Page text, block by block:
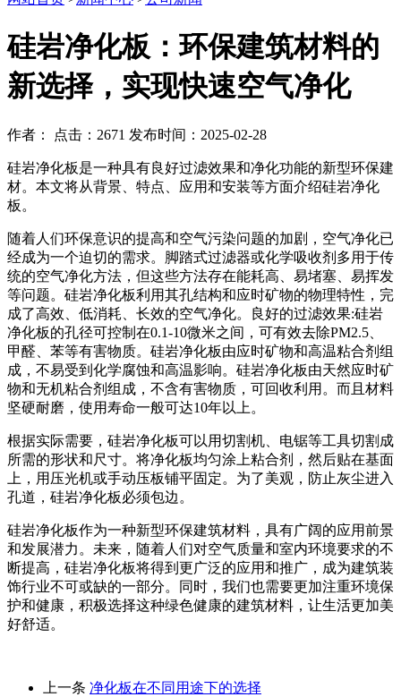
硅岩净化板：环保建筑材料的
新选择，实现快速空气净化
作者： 点击：2671 发布时间：2025-02-28
硅岩净化板是一种具有良好过滤效果和净化功能的新型环保建
材。本文将从背景、特点、应用和安装等方面介绍硅岩净化
板。
随着人们环保意识的提高和空气污染问题的加剧，空气净化已
经成为一个迫切的需求。脚踏式过滤器或化学吸收剂多用于传
统的空气净化方法，但这些方法存在能耗高、易堵塞、易挥发
等问题。硅岩净化板利用其孔结构和应时矿物的物理特性，完
成了高效、低消耗、长效的空气净化。良好的过滤效果:硅岩
净化板的孔径可控制在0.1-10微米之间，可有效去除PM2.5、
甲醛、苯等有害物质。硅岩净化板由应时矿物和高温粘合剂组
成，不易受到化学腐蚀和高温影响。硅岩净化板由天然应时矿
物和无机粘合剂组成，不含有害物质，可回收利用。而且材料
坚硬耐磨，使用寿命一般可达10年以上。
根据实际需要，硅岩净化板可以用切割机、电锯等工具切割成
所需的形状和尺寸。将净化板均匀涂上粘合剂，然后贴在基面
上，用压光机或手动压板铺平固定。为了美观，防止灰尘进入
孔道，硅岩净化板必须包边。
硅岩净化板作为一种新型环保建筑材料，具有广阔的应用前景
和发展潜力。未来，随着人们对空气质量和室内环境要求的不
断提高，硅岩净化板将得到更广泛的应用和推广，成为建筑装
饰行业不可或缺的一部分。同时，我们也需要更加注重环境保
护和健康，积极选择这种绿色健康的建筑材料，让生活更加美
好舒适。
上一条 净化板在不同用途下的选择